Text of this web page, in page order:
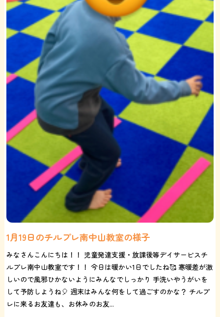
1月19日のチルプレ南中山教室の様子
みなさんこんにちは！！ 児童発達支援・放課後等デイサービスチ
ルプレ南中山教室です！！ 今日は暖かい1日でしたね🥰 寒暖差が激
しいので風邪ひかないようにみんなでしっかり 手洗いやうがいを
して予防しようね🎈 週末はみんな何をして過ごすのかな？ チルプ
レに来るお友達も、お休みのお友...